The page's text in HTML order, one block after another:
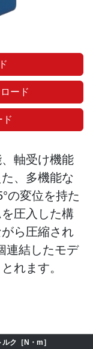
ード
ド
軸受け機能
、多機能な
の変位を持た
圧入した構
ら圧縮され
連結したモデ
れます。
ク［N・m］